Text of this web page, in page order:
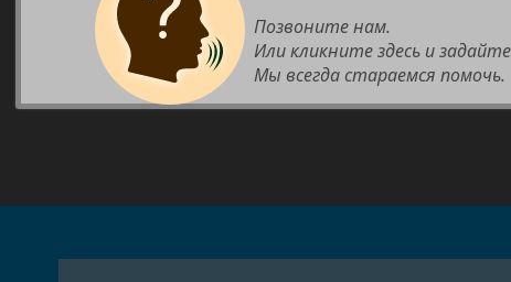
Позвоните нам.
Или кликните здесь и
Мы всегда стараемся помочь.